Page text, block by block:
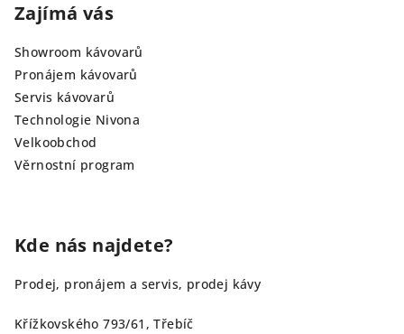
Zajímá vás
Showroom kávovarů
Pronájem kávovarů
Servis kávovarů
Technologie Nivona
Velkoobchod
Věrnostní program
Kde nás najdete?
Prodej, pronájem a servis, prodej kávy
Křížkovského 793/61, Třebíč